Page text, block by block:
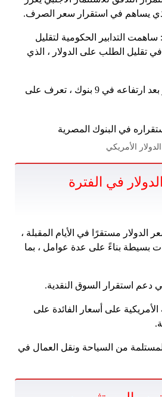
يساهم في استقرار سعر الصرف.
التدابير الحكومية لتقليل
تقليل الطلب على الدولار ، الذي
يستقر الدولار بعد ارتفاعه في 9 بنوك ، تعرف على
الدولار الأمريكي
في الفترة
الدولار مستقرًا في الأيام المقبلة ،
بسيطة بناءً على عدة عوامل ، بما
دعم استقرار السوق النقدية.
الأمريكية على أسعار الفائدة على
من السياحة ونقل العمال في